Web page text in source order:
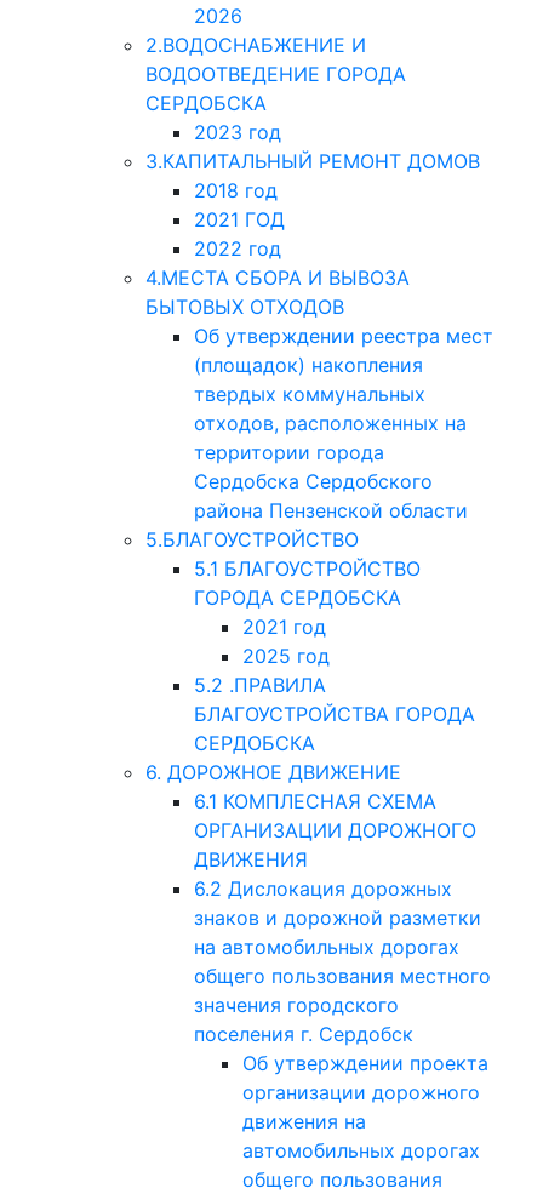
2026
2.ВОДОСНАБЖЕНИЕ И
ВОДООТВЕДЕНИЕ ГОРОДА
СЕРДОБСКА
2023 год
3.КАПИТАЛЬНЫЙ РЕМОНТ ДОМОВ
2018 год
2021 ГОД
2022 год
4.МЕСТА СБОРА И ВЫВОЗА
БЫТОВЫХ ОТХОДОВ
Об утверждении реестра мест
(площадок) накопления
твердых коммунальных
отходов, расположенных на
территории города
Сердобска Сердобского
района Пензенской области
5.БЛАГОУСТРОЙСТВО
5.1 БЛАГОУСТРОЙСТВО
ГОРОДА СЕРДОБСКА
2021 год
2025 год
5.2 .ПРАВИЛА
БЛАГОУСТРОЙСТВА ГОРОДА
СЕРДОБСКА
6. ДОРОЖНОЕ ДВИЖЕНИЕ
6.1 КОМПЛЕСНАЯ СХЕМА
ОРГАНИЗАЦИИ ДОРОЖНОГО
ДВИЖЕНИЯ
6.2 Дислокация дорожных
знаков и дорожной разметки
на автомобильных дорогах
общего пользования местного
значения городского
поселения г. Сердобск
Об утверждении проекта
организации дорожного
движения на
автомобильных дорогах
общего пользования